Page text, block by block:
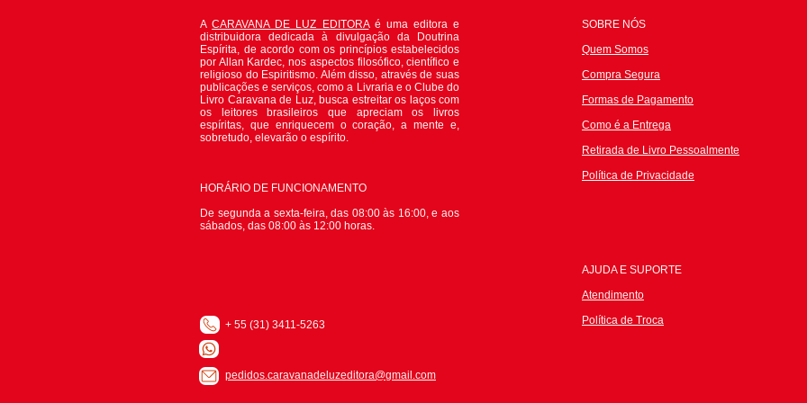
ACARAVANA DE LUZ EDITORAé uma editora e
distribuidora dedicada à divulgação da Doutrina
Espírita, de acordo com os princípios estabelecidos
por Allan Kardec, nos aspectos filosófico, científico e
religioso do Espiritismo. Além disso, através de suas
publicações e serviços, como a Livraria e o Clube do
Livro Caravana de Luz, busca estreitar os laços com
os leitores brasileiros que apreciam os livros
espíritas, que enriquecem o coração, a mente e,
sobretudo, elevarão o espírito.
HORÁRIO DE FUNCIONAMENTO
De segunda a sexta-feira, das 08:00 às 16:00, e aos
sábados, das 08:00 às 12:00 horas.
+ 55 (31) 3411-5263
pedidos.caravanadeluzeditora@gmail.com
SOBRE NÓS
Quem Somos
Compra Segura
Formas de Pagamento
Como é a Entrega
Retirada de Livro Pessoalmente
Política de Privacidade
AJUDA E SUPORTE
Atendimento
Política de Troca